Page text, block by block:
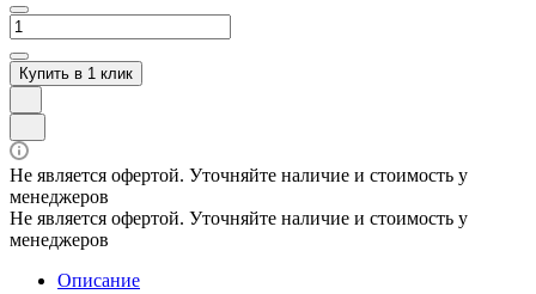
Купить в 1 клик
Не является офертой. Уточняйте наличие и стоимость у
менеджеров
Не является офертой. Уточняйте наличие и стоимость у
менеджеров
Описание